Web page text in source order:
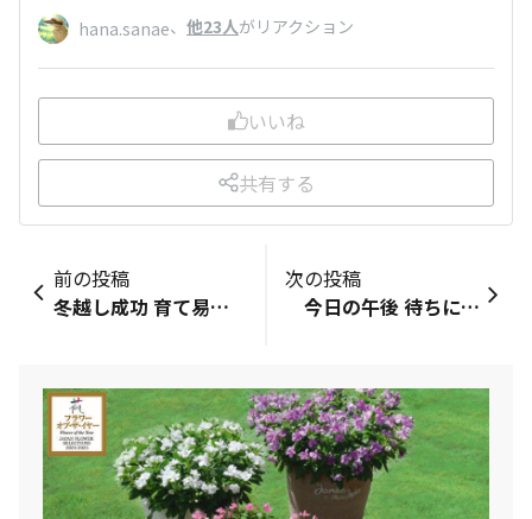
hana.sanae、 他23人がリアクション
いいね
共有する
前の投稿
冬越し成功 育て易い品種だと思います
次の投稿
今日の午後 待ちに待ったサントリーフラワーの アンバサダー苗が届きました🚚📦 午前中に花友さんから 花苗が届いたよと メール✉️を貰い 我が家もかなと…🤔💭 待てど暮らせど なかなか来ない💦 もしかして 先日のアンバサダーさんへの 花苗アンケート回答が 届いていなかったのかなとか‼️ 色々と考えてしまう( ´ • ·̫ • ` )🌀💭💭 午後は予定があるので お出かけ🚗💨 帰宅すると クロネコヤマト宅急便が 来ている〜🚚 車の中から 大声で"私 居ま〜す‼️" と叫んでしまった😅💦💦 初めてのサントリーフラワーの アンバサダー苗が 無事に我が家にも届いた〜☘ ̖́-☘ ̖́-✨️✨ すると なななんと‼️ 花友さんからも 花苗が届きました🚚📦 も〜一日に ふたつも届くって 私は1年分の運を使ってしまった感じです❣❣ あ〜嬉しい〜😁💕✌️☺️💓